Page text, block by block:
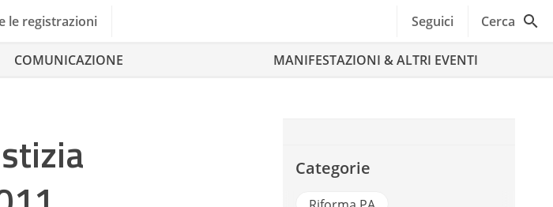
le registrazioni Seguici Cerca
COMUNICAZIONE MANIFESTAZIONI & ALTRI EVENTI
Categorie